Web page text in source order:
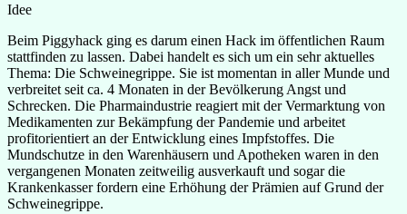
Idee
Beim Piggyhack ging es darum einen Hack im öffentlichen Raum
stattfinden zu lassen. Dabei handelt es sich um ein sehr aktuelles
Thema: Die Schweinegrippe. Sie ist momentan in aller Munde und
verbreitet seit ca. 4 Monaten in der Bevölkerung Angst und
Schrecken. Die Pharmaindustrie reagiert mit der Vermarktung von
Medikamenten zur Bekämpfung der Pandemie und arbeitet
profitorientiert an der Entwicklung eines Impfstoffes. Die
Mundschutze in den Warenhäusern und Apotheken waren in den
vergangenen Monaten zeitweilig ausverkauft und sogar die
Krankenkasser fordern eine Erhöhung der Prämien auf Grund der
Schweinegrippe.